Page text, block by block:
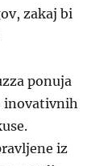
zakaj bi
ponuja
inovativnih
iz